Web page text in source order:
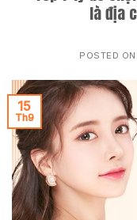
là địa
POSTED ON
15
Th9